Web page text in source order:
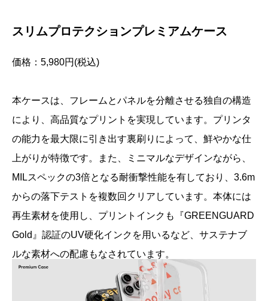
スリムプロテクションプレミアムケース
価格：5,980円(税込)
本ケースは、フレームとパネルを分離させる独自の構造
により、高品質なプリントを実現しています。プリンタ
の能力を最大限に引き出す裏刷りによって、鮮やかな仕
上がりが特徴です。また、ミニマルなデザインながら、
MILスペックの3倍となる耐衝撃性能を有しており、3.6m
からの落下テストを複数回クリアしています。本体には
再生素材を使用し、プリントインクも『GREENGUARD
Gold』認証のUV硬化インクを用いるなど、サステナブ
ルな素材への配慮もなされています。